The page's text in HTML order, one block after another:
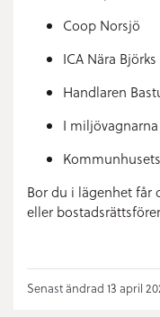
Coop Norsjö
ICA Nära
Handlaren
I miljövagnarna
Bor du i lägenhet får
eller
Senast ändrad 13 april